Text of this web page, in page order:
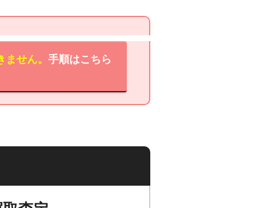
せん。 手順はこちら